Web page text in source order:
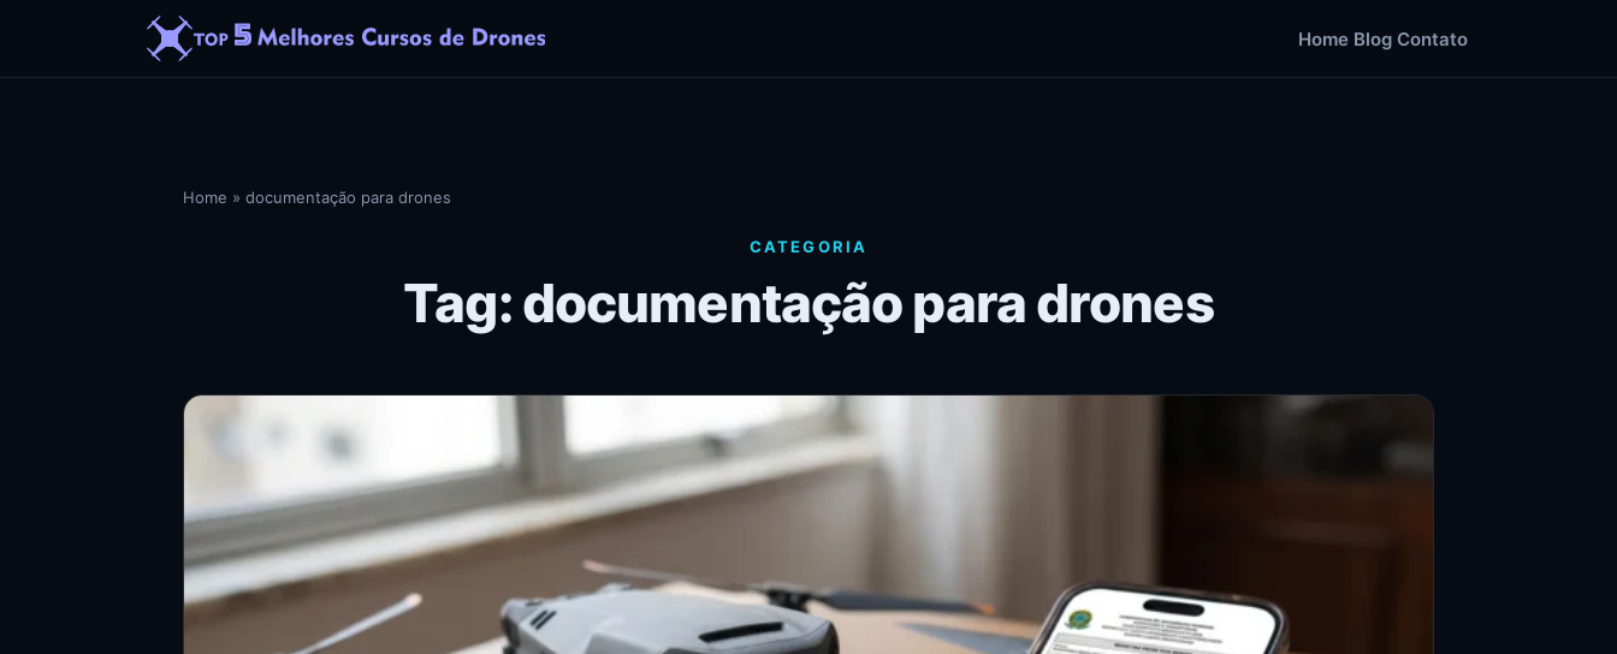
Home Blog Contato
Home » documentação para drones
CATEGORIA
Tag: documentação para drones